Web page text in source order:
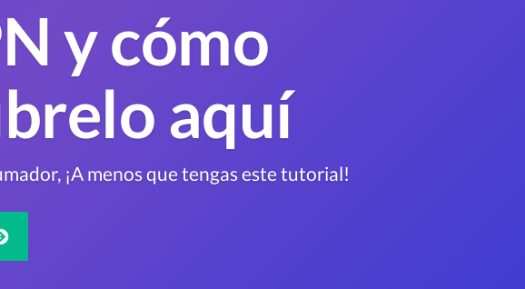
y cómo
aquí
¡A menos que tengas este tutorial!